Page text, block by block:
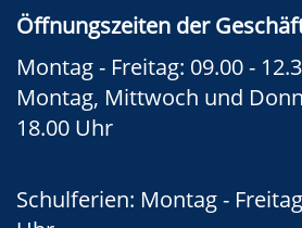
Öffnungszeiten der
Montag - Freitag: 09.00 -
Montag, Mittwoch und
18.00 Uhr
Schulferien: Montag -